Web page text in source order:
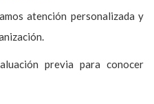
atención personalizada y
previa para conocer